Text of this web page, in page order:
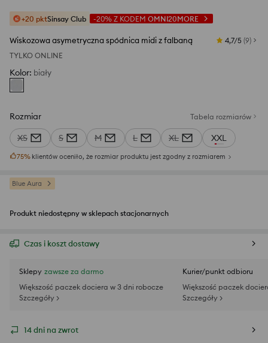
+20 pktSinsay Club -20% Z KODEM OMNI20MORE
Wiskozowa asymetryczna spódnica midi z falbaną 4,7/5 (9)
TYLKO ONLINE
Kolor: biały
Rozmiar Tabela rozmiarów
XS S M L XL XXL
75% klientów oceniło, że rozmiar produktu jest zgodny z rozmiarem
Blue Aura
Produkt niedostępny w sklepach stacjonarnych
Czas i koszt dostawy
Sklepy zawsze za darmo
Większość paczek dociera w 3 dni robocze
Szczegóły >
Kurier/punkt odbioru
Większość paczek
Szczegóły >
14 dni na zwrot